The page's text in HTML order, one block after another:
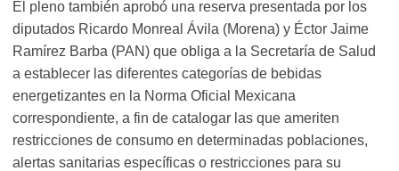
El pleno también aprobó una reserva presentada por los
diputados Ricardo Monreal Ávila (Morena) y Éctor Jaime
Ramírez Barba (PAN) que obliga a la Secretaría de Salud
a establecer las diferentes categorías de bebidas
energetizantes en la Norma Oficial Mexicana
correspondiente, a fin de catalogar las que ameriten
restricciones de consumo en determinadas poblaciones,
alertas sanitarias específicas o restricciones para su